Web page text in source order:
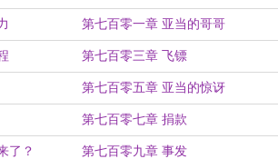
第七百零一章 亚当的哥哥
第七百零三章 飞镖
第七百零五章 亚当的惊讶
第七百零七章 捐款
了？ 第七百零九章 事发